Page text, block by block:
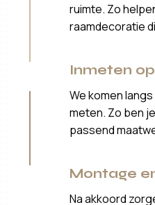
ruimte. Zo
raamdecoratie
Inmeten
We komen
meten. Zo ben
passend
Montage
Na akkoord